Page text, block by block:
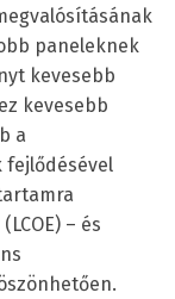
paneleknek
kevesebb
kevesebb
a
fejlődésével
– és